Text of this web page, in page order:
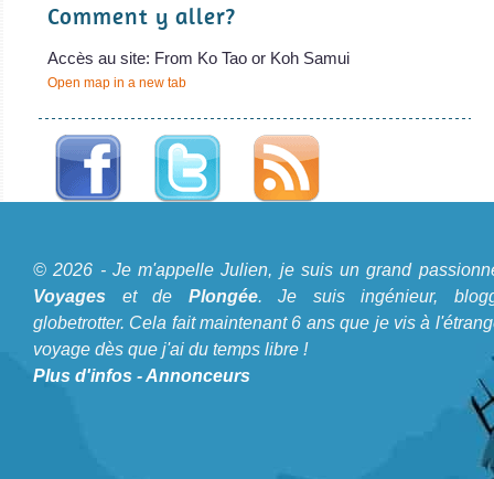
Comment y aller?
Accès au site: From Ko Tao or Koh Samui
Open map in a new tab
Je m'appelle Julien, je suis un grand passionné de
Voyageset de Plongée. Je suis ingénieur, bloggeur,
globetrotter. Cela fait maintenant 6 ans que je vis à
l'étranger et voyage dès que j'ai du temps libre !
© 2026 - Je m'appelle Julien, je suis un grand
Voyages et de Plongée. Je suis ingénieur,
globetrotter. Cela fait maintenant 6 ans que je vis à
voyage dès que j'ai du temps libre !
Plus d'infos -Annonceurs